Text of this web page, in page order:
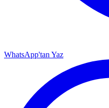
WhatsApp'tan Yaz